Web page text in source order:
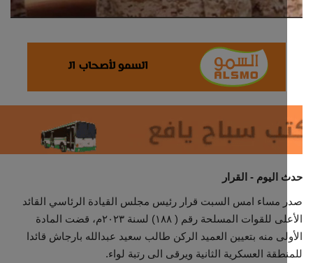
العالمية
منصة حرة
تكنولوجيا وسيارات
مجتمع مدني
معرض الصور
- القرار
مساء امس السبت قرار رئيس مجلس القيادة الرئاسي القائد
الأعلى للقوات المسلحة رقم ( ١٨٨) لسنة ٢٠٢٣م، قضت المادة
منه بتعيين العميد الركن طالب سعيد عبدالله بارجاش قائدا
العسكرية الثانية ويرقى الى رتبة لواء.